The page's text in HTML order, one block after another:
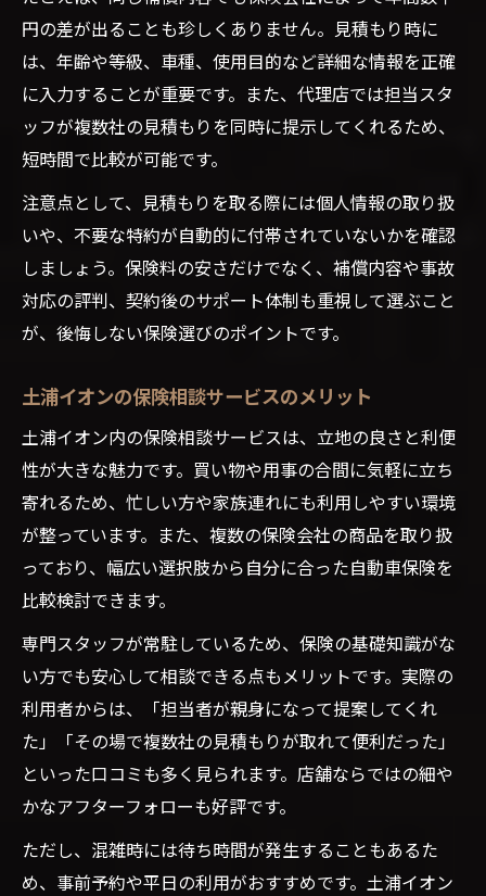
円の差が出ることも珍しくありません。見積もり時に
は、年齢や等級、車種、使用目的など詳細な情報を正確
に入力することが重要です。また、代理店では担当スタ
ッフが複数社の見積もりを同時に提示してくれるため、
短時間で比較が可能です。
注意点として、見積もりを取る際には個人情報の取り扱
いや、不要な特約が自動的に付帯されていないかを確認
しましょう。保険料の安さだけでなく、補償内容や事故
対応の評判、契約後のサポート体制も重視して選ぶこと
が、後悔しない保険選びのポイントです。
土浦イオンの保険相談サービスのメリット
土浦イオン内の保険相談サービスは、立地の良さと利便
性が大きな魅力です。買い物や用事の合間に気軽に立ち
寄れるため、忙しい方や家族連れにも利用しやすい環境
が整っています。また、複数の保険会社の商品を取り扱
っており、幅広い選択肢から自分に合った自動車保険を
比較検討できます。
専門スタッフが常駐しているため、保険の基礎知識がな
い方でも安心して相談できる点もメリットです。実際の
利用者からは、「担当者が親身になって提案してくれ
た」「その場で複数社の見積もりが取れて便利だった」
といった口コミも多く見られます。店舗ならではの細や
かなアフターフォローも好評です。
ただし、混雑時には待ち時間が発生することもあるた
め、事前予約や平日の利用がおすすめです。土浦イオン